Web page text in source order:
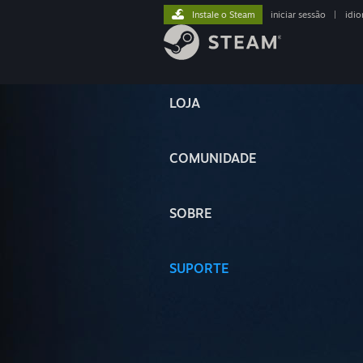
LOJA
COMUNIDADE
SOBRE
SUPORTE
Instale o Steam iniciar sessão